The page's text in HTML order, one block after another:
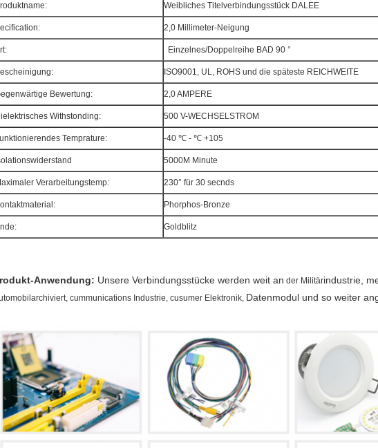
Weibliches Titelverbindungsstück DALEE
2,0 Millimeter-Neigung
Einzelnes/Doppelreihe BAD 90 °
ISO9001, UL, ROHS und die späteste REICHWEITE
Bewertung: 2,0 AMPERE
Withstonding: 500 V-WECHSELSTROM
Temprature: -40 ℃ - ℃ +105
5000M Minute
Verarbeitungstemp: 230° für 30 secnds
Phorphos-Bronze
Goldblitz
Anwendung: Unsere Verbindungsstücke werden weit an der Militärindustrie,
cummunications Industrie, cusumer Elektronik, Datenmodul und so weiter